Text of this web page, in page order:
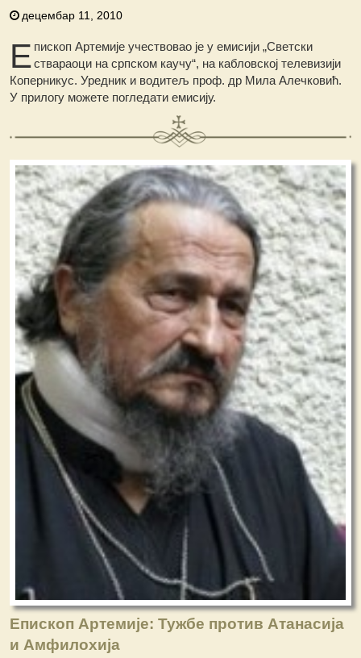
децембар 11, 2010
Е пископ Артемије учествовао је у емисији „Светски
ствараоци на српском каучу“, на кабловској телевизији
Коперникус. Уредник и водитељ проф. др Мила Алечковић.
У прилогу можете погледати емисију.
Епископ Артемије: Тужбе против Атанасија
и Амфилохија